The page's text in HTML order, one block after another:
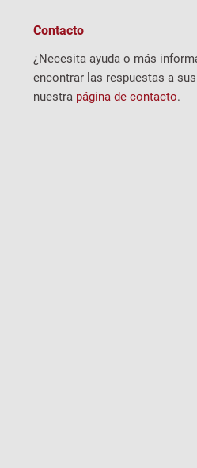
Contacto
¿Necesita ayuda o más
encontrar las respuestas a
nuestra página de contacto.